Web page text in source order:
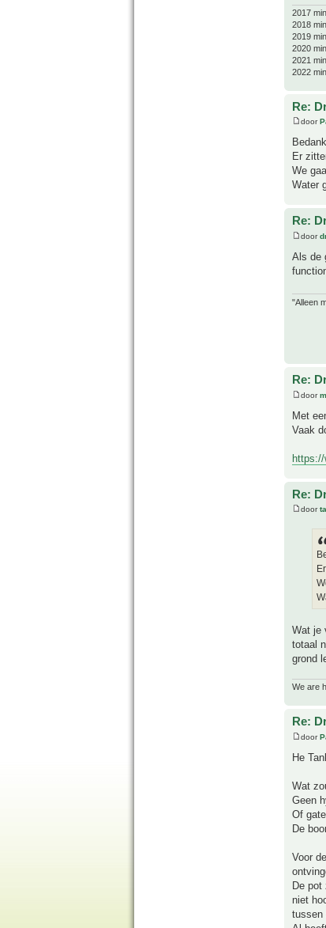
2017
2018
2019
2020
2021
2022
Re:
door
Er
We
Water
Re:
door
Als de
"Alleen
Re:
door
Met
Vaak
Re:
door
Wat je
totaal
grond
We are
Re:
door
He
Wat
Geen
Of
De
Voor
De
niet
tussen